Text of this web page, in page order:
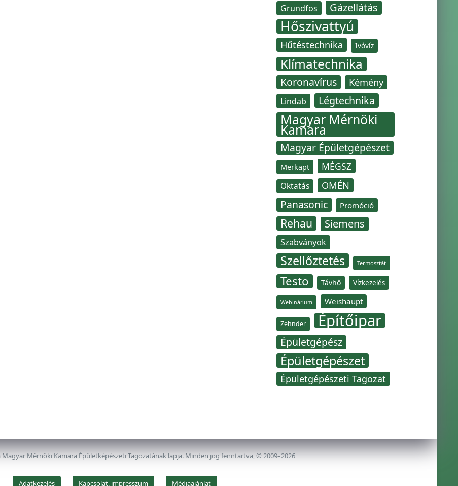
Grundfos Gázellátás
Hőszivattyú
Hűtéstechnika Ivóvíz
Klímatechnika
Koronavírus Kémény
Lindab Légtechnika
Magyar Mérnöki
Kamara
Magyar Épületgépészet
Merkapt MÉGSZ
Oktatás OMÉN
Panasonic Promóció
Rehau Siemens
Szabványok
Szellőztetés Termosztát
Testo Távhő Vízkezelés
Webinárium Weishaupt
Zehnder Építőipar
Épületgépész
Épületgépészet
Épületgépészeti Tagozat
a Magyar Mérnöki Kamara Épületképészeti Tagozatának lapja. Minden jog fenntartva, © 2009–2026
Adatkezelés Kapcsolat, impresszum Médiaajánlat